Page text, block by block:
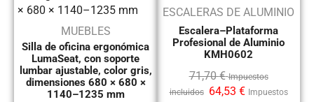
MUEBLES
Silla de oficina ergonómica
LumaSeat, con soporte
lumbar ajustable, color gris,
dimensiones 680 × 680 ×
1140–1235 mm
ESCALERAS DE ALUMINIO
Escalera–Plataforma
Profesional de Aluminio
KMH0602
71,70€ Impuestos
incluidos
64,53 €
Impuestos